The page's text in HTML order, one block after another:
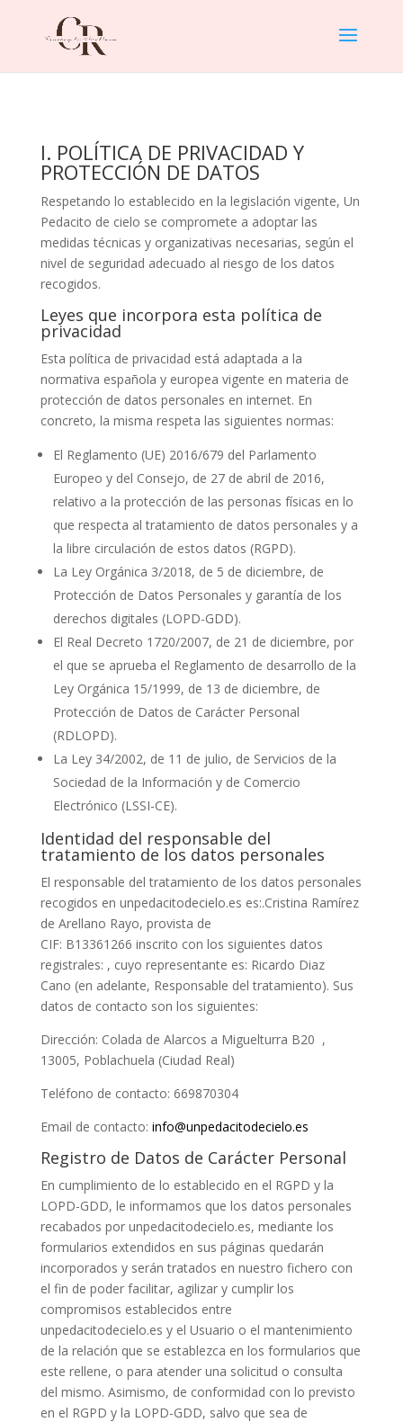
I. POLÍTICA DE PRIVACIDAD Y
PROTECCIÓN DE DATOS
Respetando lo establecido en la legislación vigente, Un
Pedacito de cielo se compromete a adoptar las
medidas técnicas y organizativas necesarias, según el
nivel de seguridad adecuado al riesgo de los datos
recogidos.
Leyes que incorpora esta política de
privacidad
Esta política de privacidad está adaptada a la
normativa española y europea vigente en materia de
protección de datos personales en internet. En
concreto, la misma respeta las siguientes normas:
El Reglamento (UE) 2016/679 del Parlamento
Europeo y del Consejo, de 27 de abril de 2016,
relativo a la protección de las personas físicas en lo
que respecta al tratamiento de datos personales y a
la libre circulación de estos datos (RGPD).
La Ley Orgánica 3/2018, de 5 de diciembre, de
Protección de Datos Personales y garantía de los
derechos digitales (LOPD-GDD).
El Real Decreto 1720/2007, de 21 de diciembre, por
el que se aprueba el Reglamento de desarrollo de la
Ley Orgánica 15/1999, de 13 de diciembre, de
Protección de Datos de Carácter Personal
(RDLOPD).
La Ley 34/2002, de 11 de julio, de Servicios de la
Sociedad de la Información y de Comercio
Electrónico (LSSI-CE).
Identidad del responsable del
tratamiento de los datos personales
El responsable del tratamiento de los datos personales
recogidos en unpedacitodecielo.es es:.Cristina Ramírez
de Arellano Rayo, provista de
CIF: B13361266 inscrito con los siguientes datos
registrales: , cuyo representante es: Ricardo Diaz
Cano (en adelante, Responsable del tratamiento). Sus
datos de contacto son los siguientes:
Dirección: Colada de Alarcos a Miguelturra B20 ,
13005, Poblachuela (Ciudad Real)
Teléfono de contacto: 669870304
Email de contacto: info@unpedacitodecielo.es
Registro de Datos de Carácter Personal
En cumplimiento de lo establecido en el RGPD y la
LOPD-GDD, le informamos que los datos personales
recabados porunpedacitodecielo.es, mediante los
formularios extendidos en sus páginas quedarán
incorporados y serán tratados en nuestro fichero con
el fin de poder facilitar, agilizar y cumplir los
compromisos establecidos entre
unpedacitodecielo.es y el Usuario o el mantenimiento
de la relación que se establezca en los formularios que
este rellene, o para atender una solicitud o consulta
del mismo. Asimismo, de conformidad con lo previsto
en el RGPD y la LOPD-GDD, salvo que sea de